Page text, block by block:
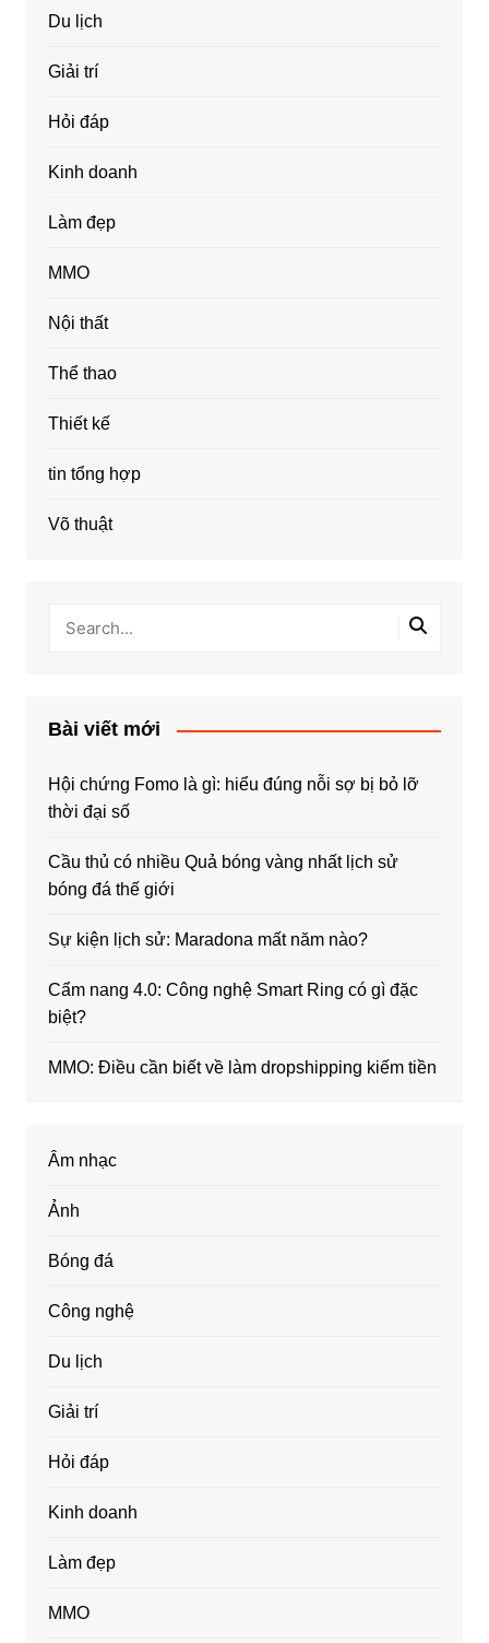
Du lịch
Giải trí
Hỏi đáp
Kinh doanh
Làm đẹp
MMO
Nội thất
Thể thao
Thiết kế
tin tổng hợp
Võ thuật
Bài viết mới
Hội chứng Fomo là gì: hiểu đúng nỗi sợ bị bỏ lỡ
thời đại số
Cầu thủ có nhiều Quả bóng vàng nhất lịch sử
bóng đá thế giới
Sự kiện lịch sử: Maradona mất năm nào?
Cẩm nang 4.0: Công nghệ Smart Ring có gì đặc
biệt?
MMO: Điều cần biết về làm dropshipping kiếm tiền
Âm nhạc
Ảnh
Bóng đá
Công nghệ
Du lịch
Giải trí
Hỏi đáp
Kinh doanh
Làm đẹp
MMO